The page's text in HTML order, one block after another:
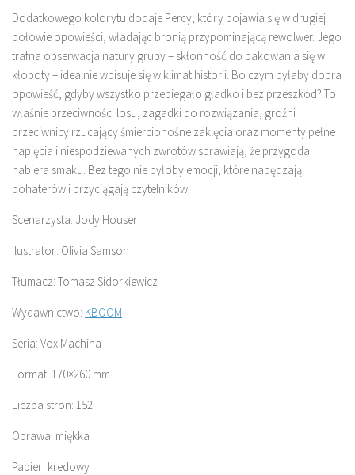
Dodatkowego kolorytu dodaje Percy, który pojawia się w drugiej
połowie opowieści, władając bronią przypominającą rewolwer. Jego
trafna obserwacja natury grupy – skłonność do pakowania się w
kłopoty – idealnie wpisuje się w klimat historii. Bo czym byłaby dobra
opowieść, gdyby wszystko przebiegało gładko i bez przeszkód? To
właśnie przeciwności losu, zagadki do rozwiązania, groźni
przeciwnicy rzucający śmiercionośne zaklęcia oraz momenty pełne
napięcia i niespodziewanych zwrotów sprawiają, że przygoda
nabiera smaku. Bez tego nie byłoby emocji, które napędzają
bohaterów i przyciągają czytelników.
Scenarzysta: Jody Houser
Ilustrator: Olivia Samson
Tłumacz: Tomasz Sidorkiewicz
Wydawnictwo: KBOOM
Seria: Vox Machina
Format: 170×260 mm
Liczba stron: 152
Oprawa: miękka
Papier: kredowy